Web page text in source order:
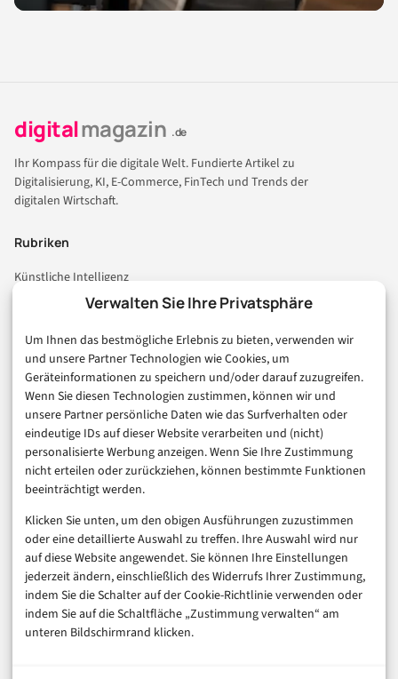
Verwalten Sie Ihre Privatsphäre
Um Ihnen das bestmögliche Erlebnis zu bieten, verwenden wir
und unsere Partner Technologien wie Cookies, um
Geräteinformationen zu speichern und/oder darauf zuzugreifen.
Wenn Sie diesen Technologien zustimmen, können wir und
unsere Partner persönliche Daten wie das Surfverhalten oder
eindeutige IDs auf dieser Website verarbeiten und (nicht)
personalisierte Werbung anzeigen. Wenn Sie Ihre Zustimmung
nicht erteilen oder zurückziehen, können bestimmte Funktionen
beeinträchtigt werden.
Klicken Sie unten, um den obigen Ausführungen zuzustimmen
oder eine detaillierte Auswahl zu treffen. Ihre Auswahl wird nur
auf diese Website angewendet. Sie können Ihre Einstellungen
jederzeit ändern, einschließlich des Widerrufs Ihrer Zustimmung,
indem Sie die Schalter auf der Cookie-Richtlinie verwenden oder
indem Sie auf die Schaltfläche „Zustimmung verwalten“ am
unteren Bildschirmrand klicken.
digitalmagazin .de
Ihr Kompass für die digitale Welt. Fundierte Artikel zu
Digitalisierung, KI, E-Commerce, FinTech und Trends der
digitalen Wirtschaft.
Rubriken
Künstliche Intelligenz
Technologie & IT
Consumer & Digital Life
Marketing
Finanzen & FinTech
Business & Karriere
Sicherheit & Recht
Digitalisierung
Marketing
Magazin
Unsere Redaktion
Werbeformate & Media Kit
Rechtliches